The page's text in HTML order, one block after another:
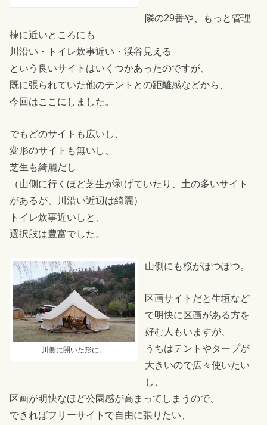
隣の29番や、もっと管理
棟に近いところにも
川沿い・トイレ炊事近い・渓谷見える
という良いサイトはいくつかあったのですが、
既に張られていた他のテントとの距離感などから、
今回はここにしました。
でもどのサイトも広いし、
変形のサイトも無いし、
芝生も綺麗だし
（山側に行くほど芝生が剥げていたり、土の多いサイト
があるが、川沿い近辺は綺麗）
トイレ炊事近いしと、
選択肢は豊富でした。
川側に開いた形に。
山側にも桜がぽつぽつ。
区画サイトだと生垣など
で明快に区画がある方を
好む人もいますが、
うちはテントやタープが
大きいので広々使いたい
し、
区画が明快なほど公園感が高まってしまうので、
できればフリーサイトで自由に張りたい、